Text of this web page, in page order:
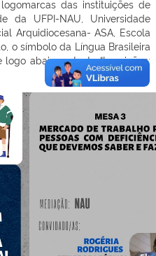
das instituições de
da UFPI-NAU, Universidade
Arquidiocesana- ASA, Escola
o símbolo da Língua Brasileira
abaixo o texto “Inscrições: